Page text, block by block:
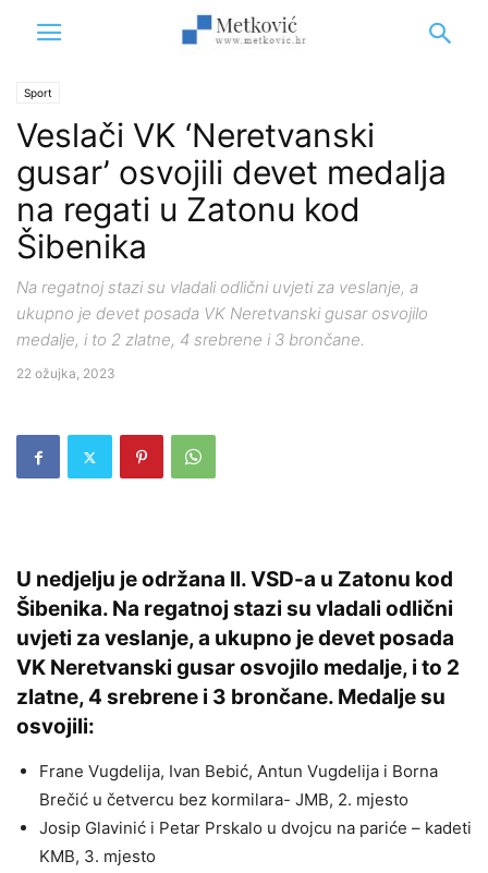
Sport
Veslači VK ‘Neretvanski
gusar’ osvojili devet medalja
na regati u Zatonu kod
Šibenika
Na regatnoj stazi su vladali odlični uvjeti za veslanje, a
ukupno je devet posada VK Neretvanski gusar osvojilo
medalje, i to 2 zlatne, 4 srebrene i 3 brončane.
22 ožujka, 2023
U nedjelju je održana II. VSD-a u Zatonu kod
Šibenika. Na regatnoj stazi su vladali odlični
uvjeti za veslanje, a ukupno je devet posada
VK Neretvanski gusar osvojilo medalje, i to 2
zlatne, 4 srebrene i 3 brončane. Medalje su
osvojili:
Frane Vugdelija, Ivan Bebić, Antun Vugdelija i Borna
Brečić u četvercu bez kormilara- JMB, 2. mjesto
Josip Glavinić i Petar Prskalo u dvojcu na pariće – kadeti
KMB, 3. mjesto